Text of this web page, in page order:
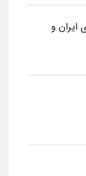
ایران و